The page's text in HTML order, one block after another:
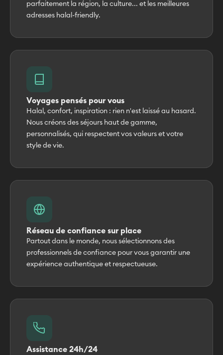
parfaitement la région, la culture... et les meilleures
adresses halal-friendly.
Voyages pensés pour vous
Halal, confort, inspiration : rien n'est laissé au hasard.
Nous créons des séjours haut de gamme,
personnalisés, qui respectent vos valeurs et votre
style de vie.
Réseau de confiance sur place
Partout dans le monde, nous sélectionnons des
professionnels de confiance pour vous garantir une
expérience authentique et respectueuse.
Assistance 24h/24